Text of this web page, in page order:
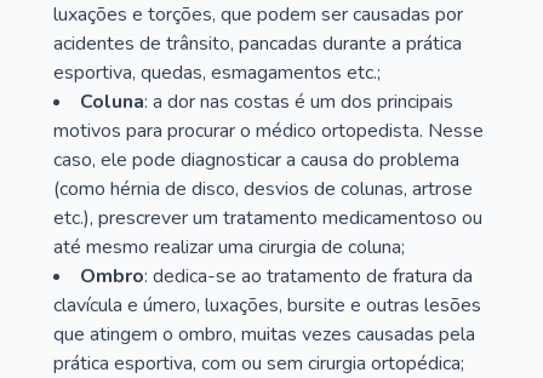
luxações e torções, que podem ser causadas por
acidentes de trânsito, pancadas durante a prática
esportiva, quedas, esmagamentos etc.;
Coluna: a dor nas costas é um dos principais
motivos para procurar o médico ortopedista. Nesse
caso, ele pode diagnosticar a causa do problema
(como hérnia de disco, desvios de colunas, artrose
etc.), prescrever um tratamento medicamentoso ou
até mesmo realizar uma cirurgia de coluna;
Ombro: dedica-se ao tratamento de fratura da
clavícula e úmero, luxações, bursite e outras lesões
que atingem o ombro, muitas vezes causadas pela
prática esportiva, com ou sem cirurgia ortopédica;